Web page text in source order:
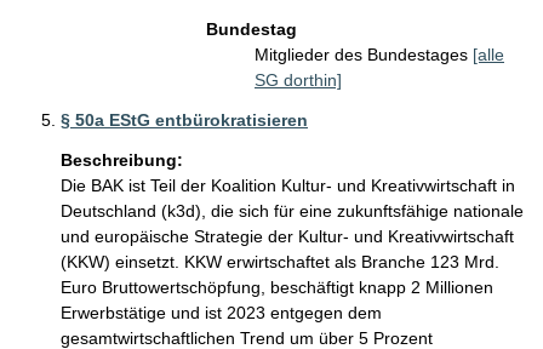
Bundestag
Mitglieder des Bundestages [alle
SG dorthin]
§ 50a EStG entbürokratisieren
Beschreibung:
Die BAK ist Teil der Koalition Kultur- und Kreativwirtschaft in
Deutschland (k3d), die sich für eine zukunftsfähige nationale
und europäische Strategie der Kultur- und Kreativwirtschaft
(KKW) einsetzt. KKW erwirtschaftet als Branche 123 Mrd.
Euro Bruttowertschöpfung, beschäftigt knapp 2 Millionen
Erwerbstätige und ist 2023 entgegen dem
gesamtwirtschaftlichen Trend um über 5 Prozent